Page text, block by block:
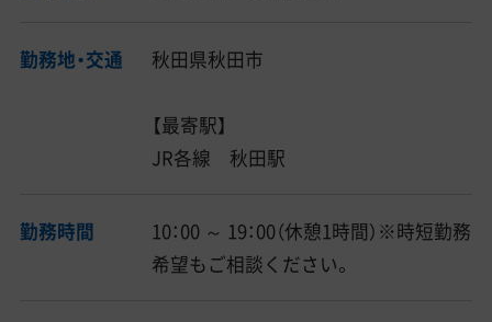
勤務地・交通 秋田県秋田市
【最寄駅】
JR各線 秋田駅
勤務時間
10：00 ～ 19：00（休憩1時間）※時短勤務
希望もご相談ください。